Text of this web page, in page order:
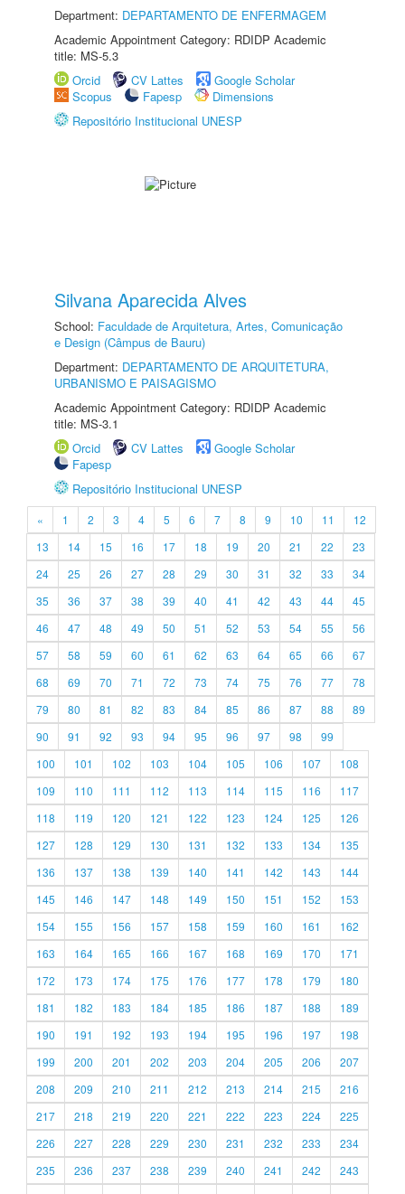
Department: DEPARTAMENTO DE ENFERMAGEM
Academic Appointment Category: RDIDP Academic
title: MS-5.3
Orcid
CV Lattes
Google Scholar
Scopus
Fapesp
Dimensions
Repositório Institucional UNESP
Silvana Aparecida Alves
School: Faculdade de Arquitetura, Artes, Comunicação
e Design (Câmpus de Bauru)
Department: DEPARTAMENTO DE ARQUITETURA,
URBANISMO E PAISAGISMO
Academic Appointment Category: RDIDP Academic
title: MS-3.1
Orcid
CV Lattes
Google Scholar
Fapesp
Repositório Institucional UNESP
« 1 2 3 4 5 6 7 8 9 10 11
12
13
14 15 16 17 18 19 20 21 22
23
24
25 26 27 28 29 30 31 32 33
34
35
36 37 38 39 40 41 42 43 44
45
46
47 48 49 50 51 52 53 54 55
56
57
58 59 60 61 62 63 64 65 66
67
68
69 70 71 72 73 74 75 76 77
78
79
80 81 82 83 84 85 86 87 88
89
90
91 92 93 94 95 96 97 98
99
100
101 102 103 104 105 106 107
108
109
110 111 112 113 114 115 116
117
118
119 120 121 122 123 124 125
126
127
128 129 130 131 132 133 134
135
136
137 138 139 140 141 142 143
144
145
146 147 148 149 150 151 152
153
154
155 156 157 158 159 160 161
162
163
164 165 166 167 168 169 170
171
172
173 174 175 176 177 178 179
180
181
182 183 184 185 186 187 188
189
190
191 192 193 194 195 196 197
198
199
200 201 202 203 204 205 206
207
208
209 210 211 212 213 214 215
216
217
218 219 220 221 222 223 224
225
226
227 228 229 230 231 232 233
234
235
236 237 238 239 240 241 242
243